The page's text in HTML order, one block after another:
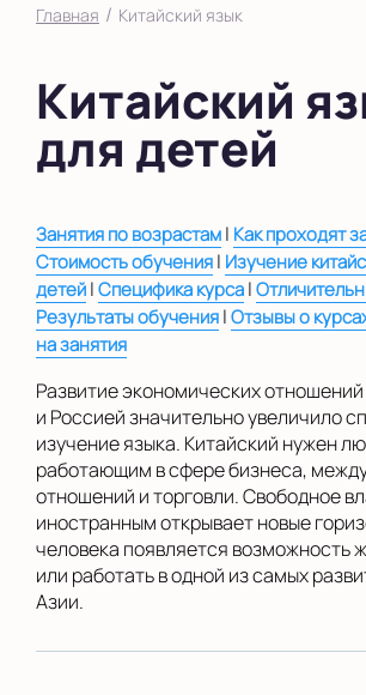
на Парнасе
в Новом Оккервиле
Показать на карте
Выбрать другой
Главная / Китайский язык
Китайский
для детей
Занятия по возрастам| Как проходят
Стоимость обучения| Изучение
детей|Специфика курса|
Результаты обучения|Отзывы о
на занятия
Развитие экономических
и Россией значительно увеличило
изучение языка. Китайский нужен
работающим в сфере бизнеса,
отношений и торговли. Свободное
иностранным открывает новые
человека появляется возможность
или работать в одной из самых
Азии.